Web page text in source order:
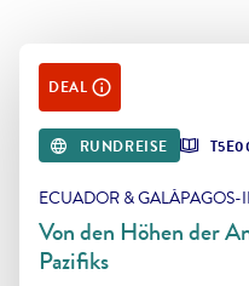
DEAL
RUNDREISE
ECUADOR & GALÁPAGOS-
Von den Höhen der
Pazifiks